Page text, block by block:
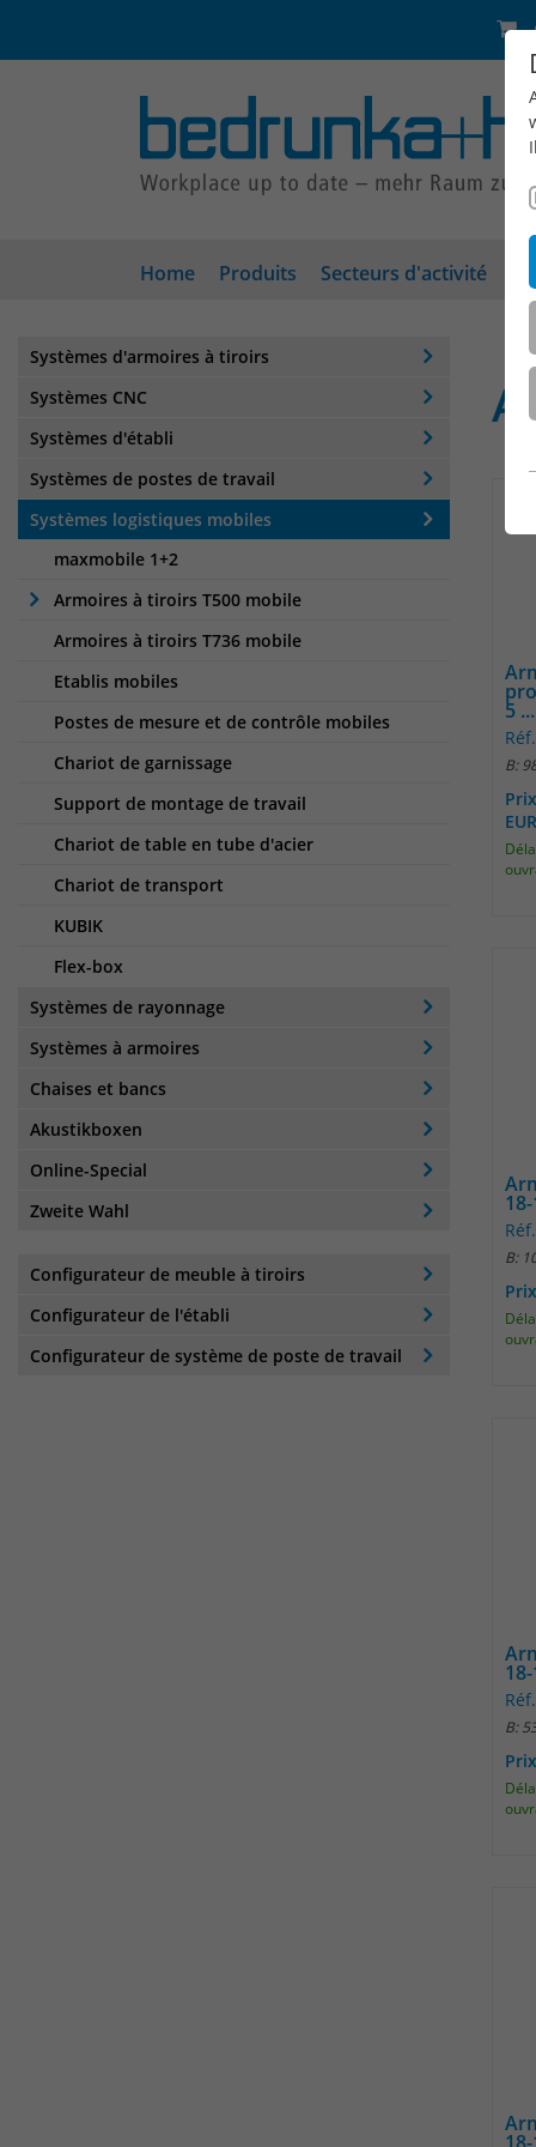
Home Produits Secteurs d'activité
Systèmes d'armoires à tiroirs
Systèmes CNC
Systèmes d'établi
Systèmes de postes de travail
Systèmes logistiques mobiles
maxmobile 1+2
Armoires à tiroirs T500 mobile
Armoires à tiroirs T736 mobile
Etablis mobiles
Postes de mesure et de contrôle mobiles
Chariot de garnissage
Support de montage de travail
Chariot de table en tube d'acier
Chariot de transport
KUBIK
Flex-box
Systèmes de rayonnage
Systèmes à armoires
Chaises et bancs
Akustikboxen
Online-Special
Zweite Wahl
Configurateur de meuble à tiroirs
Configurateur de l'établi
Configurateur de système de poste de travail
5 ...
B:
EUR
B:
B: